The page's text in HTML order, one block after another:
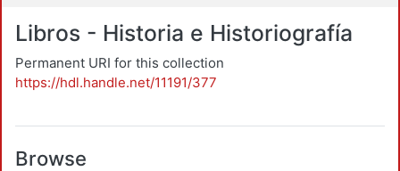
Libros - Historia e Historiografía
Permanent URI for this collection
https://hdl.handle.net/11191/377
Browse